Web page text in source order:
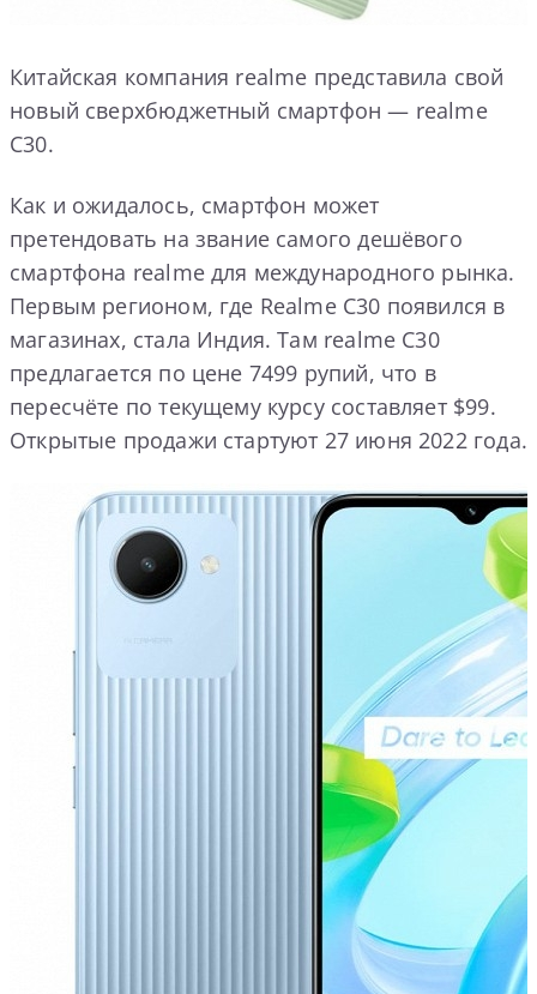
Китайская компания realme представила свой
новый сверхбюджетный смартфон — realme
C30.
Как и ожидалось, смартфон может
претендовать на звание самого дешёвого
смартфона realme для международного рынка.
Первым регионом, где Realme C30 появился в
магазинах, стала Индия. Там realme C30
предлагается по цене 7499 рупий, что в
пересчёте по текущему курсу составляет $99.
Открытые продажи стартуют 27 июня 2022 года.